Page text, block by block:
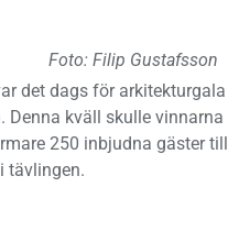
Foto: Filip Gustafsson
det dags för
Denna kväll skulle
250 inbjudna gäster
tävlingen.